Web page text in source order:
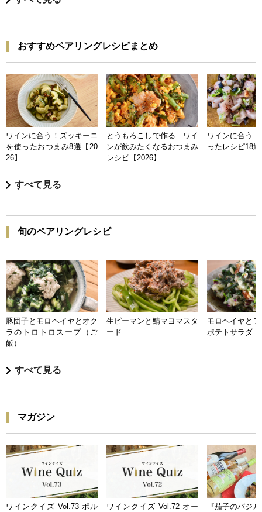
おすすめペアリングレシピまとめ
ワインに合う！ズッキーニ
を使ったおつまみ8選【20
26】
とうもろこしで作る ワイ
ンが飲みたくなるおつまみ
レシピ【2026】
ワインに合う
ったレシピ18
すべて見る
旬のペアリングレシピ
豚団子とモロヘイヤとオク
ラのトロトロスープ（ご
飯）
生ピーマンと鯖マヨマスタ
ード
モロヘイヤと
ポテトサラダ
すべて見る
マガジン
ワインクイズ Vol.73 ポル
ワインクイズ Vol.72 オー
『茄子のバジ